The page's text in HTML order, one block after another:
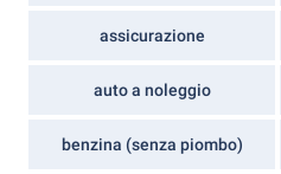
assicurazione
auto a noleggio
benzina (senza piombo)